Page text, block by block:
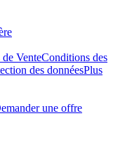
VenteConditions des
des donnéesPlus
une offre